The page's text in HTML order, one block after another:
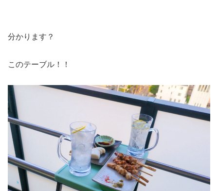
分かります？
このテーブル！！